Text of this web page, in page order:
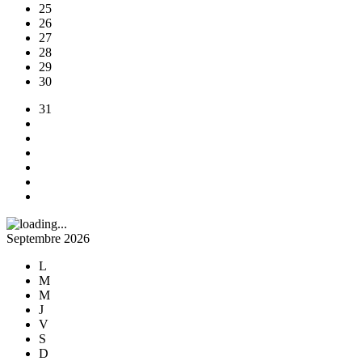
25
26
27
28
29
30
31
Septembre 2026
L
M
M
J
V
S
D